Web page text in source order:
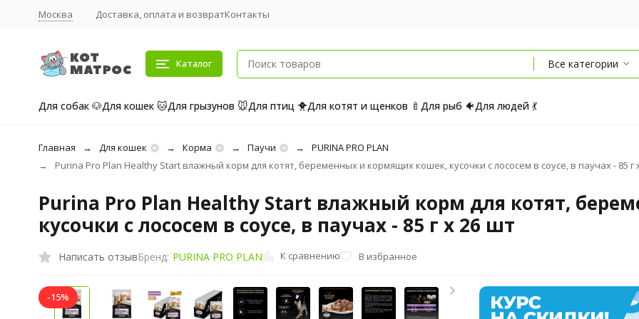
Москва Доставка, оплата и возвратКонтакты
Каталог Все категории
Для собак 🐶Для кошек 🐱Для грызунов 🐭Для птиц 🐥Для котят и щенков 🍼 Для рыб 🐠Для людей 💃
Главная Для кошек Корма Паучи
PURINA PRO PLAN
Purina Pro Plan Healthy Start влажный корм для котят, беременных и кормящих кошек, кусочки с лососем в соусе, в паучах - 85 г
Purina Pro Plan Healthy Start влажный корм для котят,
кусочки с лососем в соусе, в паучах - 85 г х 26 шт
Написать отзывБренд: PURINA PRO PLAN К сравнению В избранное
-15%